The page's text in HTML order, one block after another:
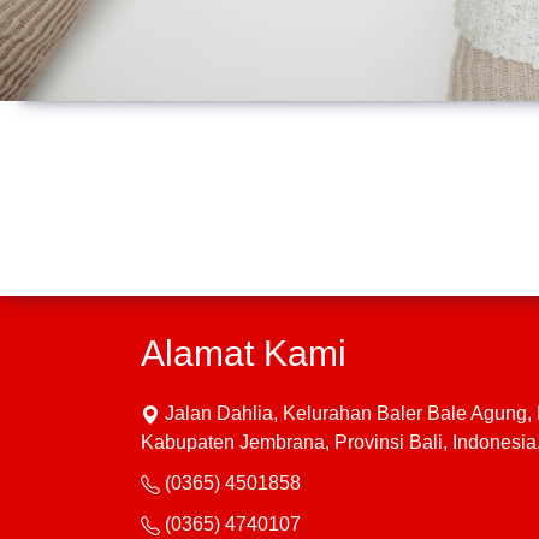
Alamat Kami
Jalan Dahlia, Kelurahan Baler Bale Agung,
Kabupaten Jembrana, Provinsi Bali,
(0365) 4501858
(0365) 4740107